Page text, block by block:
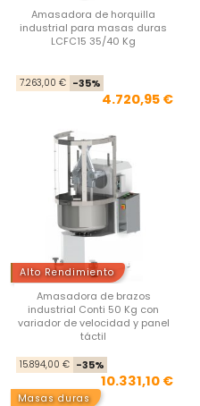
Amasadora de horquilla
industrial para masas duras
LCFC15 35/40 Kg
7.263,00 € -35%
4.720,95 €
Alto Rendimiento
Amasadora de brazos
industrial Conti 50 Kg con
variador de velocidad y panel
táctil
15.894,00 € -35%
10.331,10 €
Masas duras